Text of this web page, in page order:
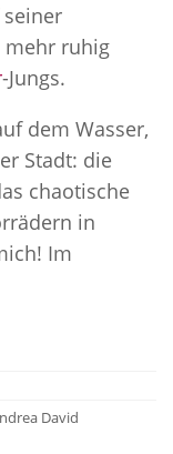
mehr ruhig
-Jungs.
dem Wasser,
Stadt: die
chaotische
in
Im
David